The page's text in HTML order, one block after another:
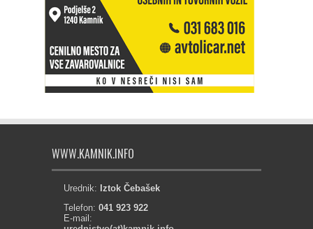
WWW.KAMNIK.INFO
Urednik: Iztok Čebašek
Telefon: 041 923 922
E-mail: